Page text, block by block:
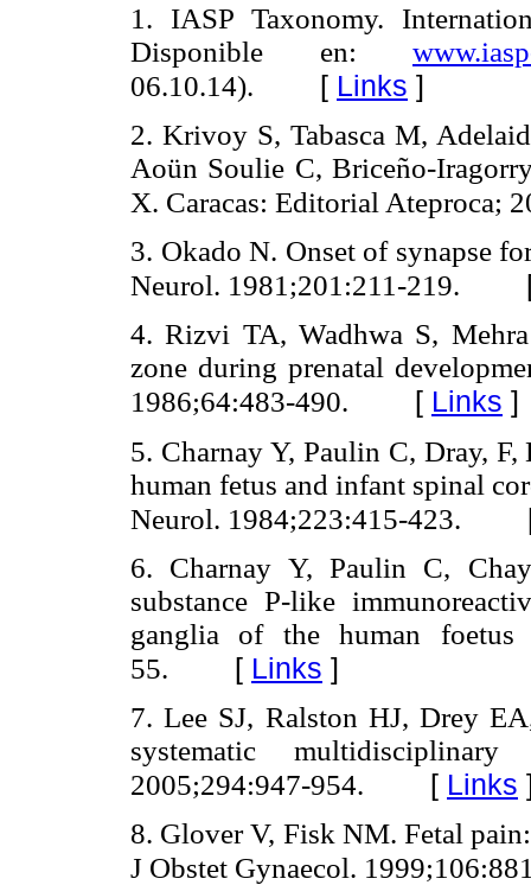
1. IASP Taxonomy.
Disponible en:
06.10.14). [ Links ]
2. Krivoy S, Tabasca M,
Aoün Soulie C, Briceño-
X. Caracas: Editorial Ateproca;
3. Okado N. Onset of synapse
Neurol. 1981;201:211-219.
4. Rizvi TA, Wadhwa S,
zone during prenatal
1986;64:483-490. [ Links ]
5. Charnay Y, Paulin C, Dray,
human fetus and infant spinal
Neurol. 1984;223:415-423.
6. Charnay Y, Paulin C,
substance P-like
ganglia of the human foetus
55. [ Links ]
7. Lee SJ, Ralston HJ, Drey
systematic
2005;294:947-954. [ Links
8. Glover V, Fisk NM. Fetal
J Obstet Gynaecol.